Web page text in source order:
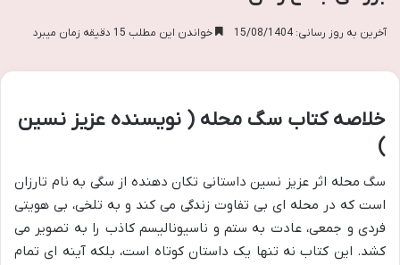
آخرین به روز رسانی: 15/08/1404 خواندن این مطلب 15 دقیقه زمان میبرد
خلاصه کتاب سگ محله ( نویسنده عزیز نسین
)
سگ محله اثر عزیز نسین داستانی تکان دهنده از سگی به نام تارزان
است که در محله ای بی تفاوت زندگی می کند و به تلخی، بی هویتی
فردی و جمعی، عادت به ستم و ناسیونالیسم کاذب را به تصویر می
کشد. این کتاب نه تنها یک داستان کوتاه است، بلکه آینه ای تمام